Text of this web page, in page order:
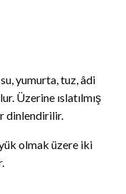
yumurta, tuz, âdi
Üzerine ıslatılmış
dinlendirilir.
olmak üzere iki